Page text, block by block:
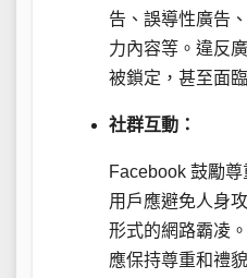
告、誤導性廣告
力內容等。違反
被鎖定，甚至面
社群互動：
Facebook 鼓勵
用戶應避免人身
形式的網路霸凌
應保持尊重和禮